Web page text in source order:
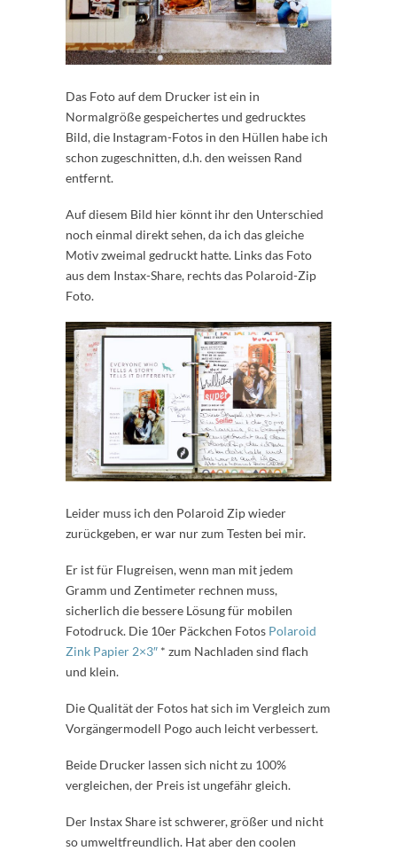
Das Foto auf dem Drucker ist ein in
Normalgröße gespeichertes und gedrucktes
Bild, die Instagram-Fotos in den Hüllen habe ich
schon zugeschnitten, d.h. den weissen Rand
entfernt.
Auf diesem Bild hier könnt ihr den Unterschied
noch einmal direkt sehen, da ich das gleiche
Motiv zweimal gedruckt hatte. Links das Foto
aus dem Instax-Share, rechts das Polaroid-Zip
Foto.
Leider muss ich den Polaroid Zip wieder
zurückgeben, er war nur zum Testen bei mir.
Er ist für Flugreisen, wenn man mit jedem
Gramm und Zentimeter rechnen muss,
sicherlich die bessere Lösung für mobilen
Fotodruck. Die 10er Päckchen Fotos Polaroid
Zink Papier 2×3″ * zum Nachladen sind flach
und klein.
Die Qualität der Fotos hat sich im Vergleich zum
Vorgängermodell Pogo auch leicht verbessert.
Beide Drucker lassen sich nicht zu 100%
vergleichen, der Preis ist ungefähr gleich.
Der Instax Share ist schwerer, größer und nicht
so umweltfreundlich. Hat aber den coolen